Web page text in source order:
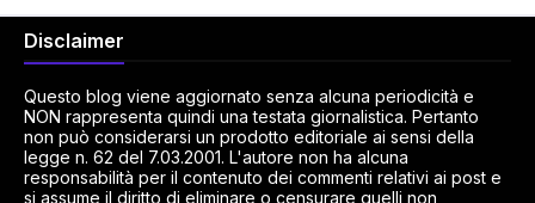
Disclaimer
Questo blog viene aggiornato senza alcuna periodicità e
NON rappresenta quindi una testata giornalistica. Pertanto
non può considerarsi un prodotto editoriale ai sensi della
legge n. 62 del 7.03.2001. L'autore non ha alcuna
responsabilità per il contenuto dei commenti relativi ai post e
si assume il diritto di eliminare o censurare quelli non